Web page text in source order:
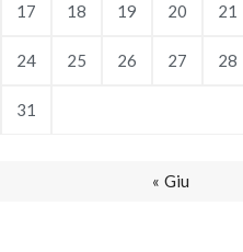
17 18 19 20 21
24 25 26 27 28
31
« Giu